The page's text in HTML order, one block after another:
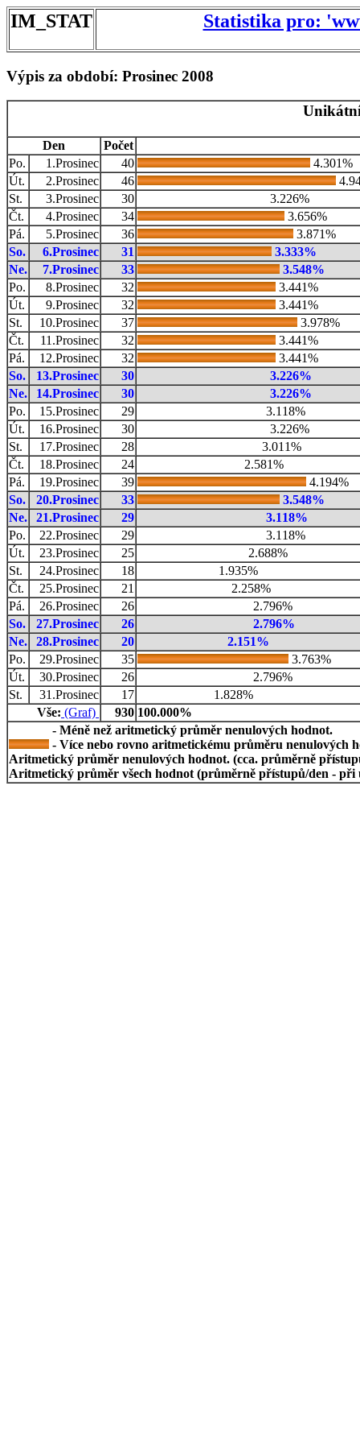
IM_STAT Statistika pro:
Výpis za období: Prosinec 2008
Den
Počet
Po.
1.Prosinec 40
4.301%
Út.
2.Prosinec 46
St.
3.Prosinec 30
3.226%
Čt.
4.Prosinec 34
3.656%
Pá.
5.Prosinec 36
3.871%
So.
6.Prosinec 31
3.333%
Ne.
7.Prosinec 33
3.548%
Po.
8.Prosinec 32
3.441%
Út.
9.Prosinec 32
3.441%
St.
10.Prosinec 37
3.978%
Čt.
11.Prosinec 32
3.441%
Pá.
12.Prosinec 32
3.441%
So.
13.Prosinec 30
3.226%
Ne.
14.Prosinec 30
3.226%
Po.
15.Prosinec 29
3.118%
Út.
16.Prosinec 30
3.226%
St.
17.Prosinec 28
3.011%
Čt.
18.Prosinec 24
2.581%
Pá.
19.Prosinec 39
4.194%
So.
20.Prosinec 33
3.548%
Ne.
21.Prosinec 29
3.118%
Po.
22.Prosinec 29
3.118%
Út.
23.Prosinec 25
2.688%
St.
24.Prosinec 18
1.935%
Čt.
25.Prosinec 21
2.258%
Pá.
26.Prosinec 26
2.796%
So.
27.Prosinec 26
2.796%
Ne.
28.Prosinec 20
2.151%
Po.
29.Prosinec 35
3.763%
Út.
30.Prosinec 26
2.796%
St.
31.Prosinec 17
1.828%
Vše: (Graf) 930 100.000%
- Méně než aritmetický průměr nenulových hodnot.
- Více nebo rovno aritmetickému průměru nenulových
Aritmetický průměr nenulových hodnot. (cca. průměrně
Aritmetický průměr všech hodnot (průměrně přístupů/den - při